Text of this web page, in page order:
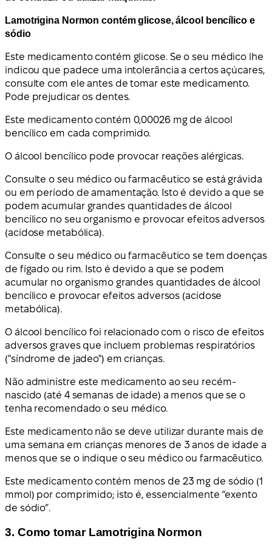
Lamotrigina Normon contém glicose, álcool bencílico e
sódio
Este medicamento contém glicose. Se o seu médico lhe
indicou que padece uma intolerância a certos açúcares,
consulte com ele antes de tomar este medicamento.
Pode prejudicar os dentes.
Este medicamento contém 0,00026 mg de álcool
bencílico em cada comprimido.
O álcool bencílico pode provocar reações alérgicas.
Consulte o seu médico ou farmacêutico se está grávida
ou em período de amamentação. Isto é devido a que se
podem acumular grandes quantidades de álcool
bencílico no seu organismo e provocar efeitos adversos
(acidose metabólica).
Consulte o seu médico ou farmacêutico se tem doenças
de fígado ou rim. Isto é devido a que se podem
acumular no organismo grandes quantidades de álcool
bencílico e provocar efeitos adversos (acidose
metabólica).
O álcool bencílico foi relacionado com o risco de efeitos
adversos graves que incluem problemas respiratórios
("síndrome de jadeo") em crianças.
Não administre este medicamento ao seu recém-
nascido (até 4 semanas de idade) a menos que se o
tenha recomendado o seu médico.
Este medicamento não se deve utilizar durante mais de
uma semana em crianças menores de 3 anos de idade a
menos que se o indique o seu médico ou farmacêutico.
Este medicamento contém menos de 23 mg de sódio (1
mmol) por comprimido; isto é, essencialmente “exento
de sódio”.
3. Como tomar Lamotrigina Normon